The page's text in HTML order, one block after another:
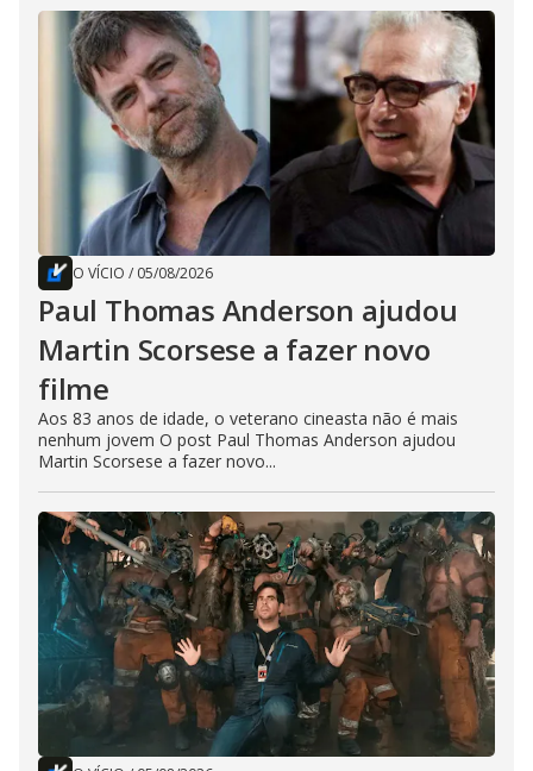
O VÍCIO / 05/08/2026
Paul Thomas Anderson ajudou
Martin Scorsese a fazer novo
filme
Aos 83 anos de idade, o veterano cineasta não é mais
nenhum jovem O post Paul Thomas Anderson ajudou
Martin Scorsese a fazer novo...